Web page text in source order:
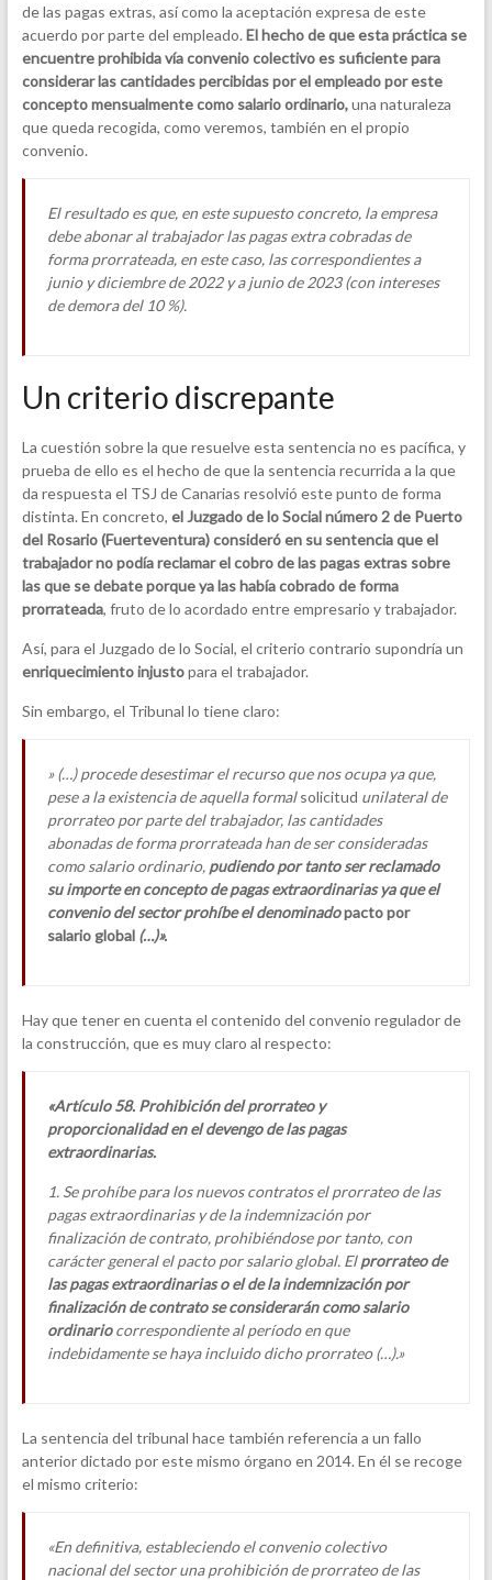
de las pagas extras, así como la aceptación expresa de este
acuerdo por parte del empleado. El hecho de que esta práctica se
encuentre prohibida vía convenio colectivo es suficiente para
considerar las cantidades percibidas por el empleado por este
concepto mensualmente como salario ordinario,una naturaleza
que queda recogida, como veremos, también en el propio
convenio.
El resultado es que, en este supuesto concreto, la empresa
debe abonar al trabajador las pagas extra cobradas de
forma prorrateada, en este caso, las correspondientes a
junio y diciembre de 2022 y a junio de 2023 (con intereses
de demora del 10 %).
Un criterio discrepante
La cuestión sobre la que resuelve esta sentencia no es pacífica, y
prueba de ello es el hecho de que la sentencia recurrida a la que
da respuesta el TSJ de Canarias resolvió este punto de forma
distinta. En concreto, el Juzgado de lo Social número 2 de Puerto
del Rosario (Fuerteventura) consideró en su sentencia que el
trabajador no podía reclamar el cobro de las pagas extras sobre
las que se debate porque ya las había cobrado de forma
prorrateada, fruto de lo acordado entre empresario y trabajador.
Así, para el Juzgado de lo Social, el criterio contrario supondría un
enriquecimiento injustopara el trabajador.
Sin embargo, el Tribunal lo tiene claro:
» (…) procede desestimar el recurso que nos ocupa ya que,
pese a la existencia de aquella formalsolicitud unilateral de
prorrateo por parte del trabajador, las cantidades
abonadas de forma prorrateada han de ser consideradas
como salario ordinario,pudiendo por tanto ser reclamado
su importe en concepto de pagas extraordinarias ya que el
convenio del sector prohíbe el denominadopacto por
salario global(…)».
Hay que tener en cuenta el contenido del convenio regulador de
la construcción, que es muy claro al respecto:
«Artículo 58. Prohibición del prorrateo y
proporcionalidad en el devengo de las pagas
extraordinarias.
1. Se prohíbe para los nuevos contratos el prorrateo de las
pagas extraordinarias y de la indemnización por
finalización de contrato, prohibiéndose por tanto, con
carácter general el pacto por salario global. Elprorrateo de
las pagas extraordinarias o el de la indemnización por
finalización de contrato se considerarán como salario
ordinariocorrespondiente al período en que
indebidamente se haya incluido dicho prorrateo (…).»
La sentencia del tribunal hace también referencia a un fallo
anterior dictado por este mismo órgano en 2014. En él se recoge
el mismo criterio:
«En definitiva, estableciendo el convenio colectivo
nacional del sector una prohibición de prorrateo de las